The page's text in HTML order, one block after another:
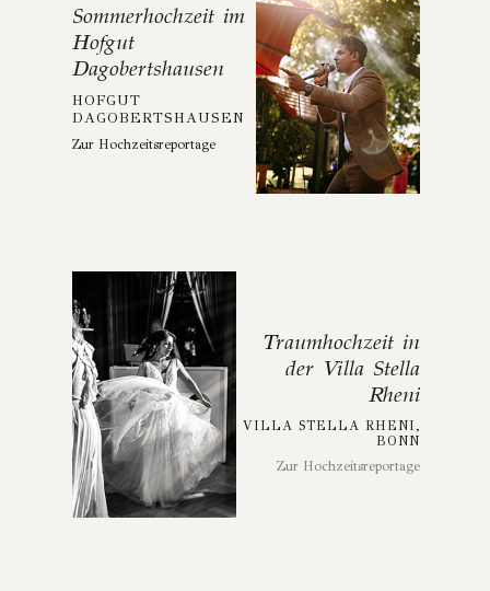
Sommerhochzeit im
Hofgut
Dagobertshausen
HOFGUT
DAGOBERTSHAUSEN
Zur Hochzeitsreportage
Traumhochzeit in
der Villa Stella
Rheni
VILLA STELLA RHENI,
BONN
Zur Hochzeitsreportage